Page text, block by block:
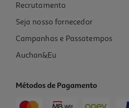
9,99 €
Recrutamento
Seja nosso fornecedor
Campanhas e Passatempos
Auchan&Eu
Métodos de Pagamento